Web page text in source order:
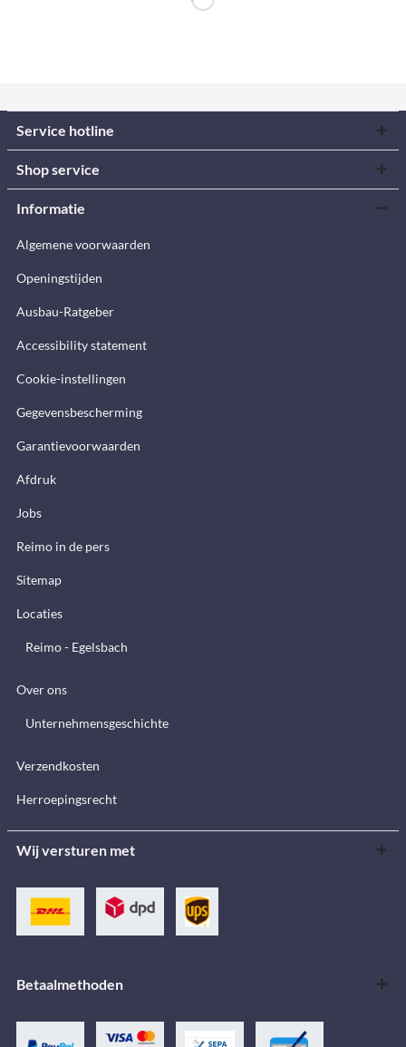
Service hotline
Shop service
Informatie
Algemene voorwaarden
Openingstijden
Ausbau-Ratgeber
Accessibility statement
Cookie-instellingen
Gegevensbescherming
Garantievoorwaarden
Afdruk
Jobs
Reimo in de pers
Sitemap
Locaties
Reimo - Egelsbach
Over ons
Unternehmensgeschichte
Verzendkosten
Herroepingsrecht
Wij versturen met
Betaalmethoden